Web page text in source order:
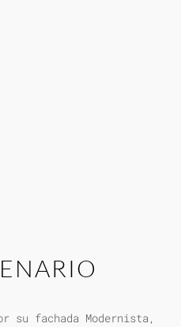
su fachada Modernista,